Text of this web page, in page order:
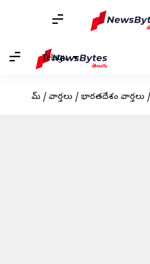
Telugu
హోమ్ / వార్తలు / భారతదేశం వార్తలు /